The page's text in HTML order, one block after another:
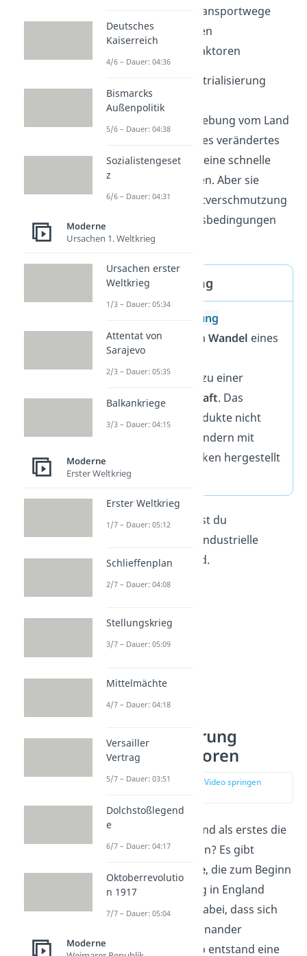
Rohstoffe und Transportwege
Politische Faktoren
Wirtschaftliche Faktoren
der Industrialisierung
waren eine
Bevölkerungsverschiebung vom Land
in die Städte, ein neues verändertes
Arbeitsumfeld sowie eine schnelle
Produktion von Waren. Aber sie
brachte auch Umweltverschmutzung
und schlechte Arbeitsbedingungen
mit sich.
Industrialisierung
Industrialisierung
bezeichnest du den Wandel eines
Staates von einer
Agrargesellschaft
zu einer
Industriegesellschaft. Das
bedeutet, dass Produkte nicht
mehr von Hand, sondern mit
Maschinen in Fabriken hergestellt
werden.
Im Folgenden erfährst du
über die Industrielle
Revolution in England.
Industrialisierung
England: Faktoren
zur Stelle im Video springen
Warum gelang England als erstes die
Industrielle Revolution? Es gibt
Gründe, die zum Beginn
der Industrialisierung in England
führten. Wichtig ist dabei, dass sich
diese Gründe untereinander
beeinflusst haben. So entstand eine
Deutsches
Kaiserreich
4/6 – Dauer: 04:36
Bismarcks
Außenpolitik
5/6 – Dauer: 04:38
Sozialistengeset
z
6/6 – Dauer: 04:31
Moderne
Ursachen 1. Weltkrieg
Ursachen erster
Weltkrieg
1/3 – Dauer: 05:34
Attentat von
Sarajevo
2/3 – Dauer: 05:35
Balkankriege
3/3 – Dauer: 04:15
Moderne
Erster Weltkrieg
Erster Weltkrieg
1/7 – Dauer: 05:12
Schlieffenplan
2/7 – Dauer: 04:08
Stellungskrieg
3/7 – Dauer: 05:09
Mittelmächte
4/7 – Dauer: 04:18
Versailler
Vertrag
5/7 – Dauer: 03:51
Dolchstoßlegend
e
6/7 – Dauer: 04:17
Oktoberrevolutio
n 1917
7/7 – Dauer: 05:04
Moderne